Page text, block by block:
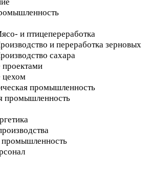
и птицепереработка
и переработка зерновых
сахара
проектами
цехом
промышленность
промышленность